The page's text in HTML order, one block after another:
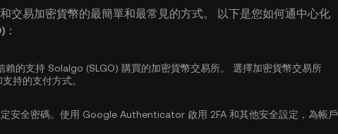
交易加密貨幣的最簡單和最常見的方式。 以下是您如何通中心化
賴的支持 Solalgo (SLGO) 購買的加密貨幣交易所。 選擇加密貨幣交易所
持的支付方式。
安全密碼。使用 Google Authenticator 啟用 2FA 和其他安全設定，為帳戶